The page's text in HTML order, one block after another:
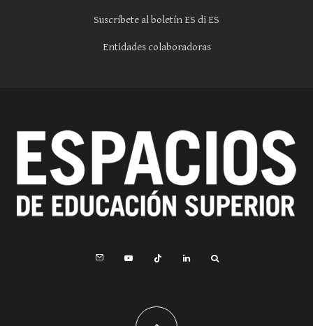
Suscríbete al boletín ES di ES
Entidades colaboradoras